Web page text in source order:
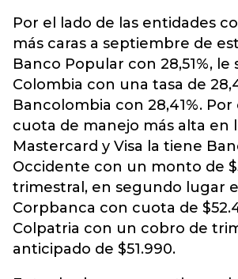
Por el lado de las entidades
más caras a septiembre de
Banco Popular con 28,51%, le
Colombia con una tasa de
Bancolombia con 28,41%. Por
cuota de manejo más alta en
Mastercard y Visa la tiene
Occidente con un monto de
trimestral, en segundo lugar
Corpbanca con cuota de
Colpatria con un cobro de
anticipado de $51.990.